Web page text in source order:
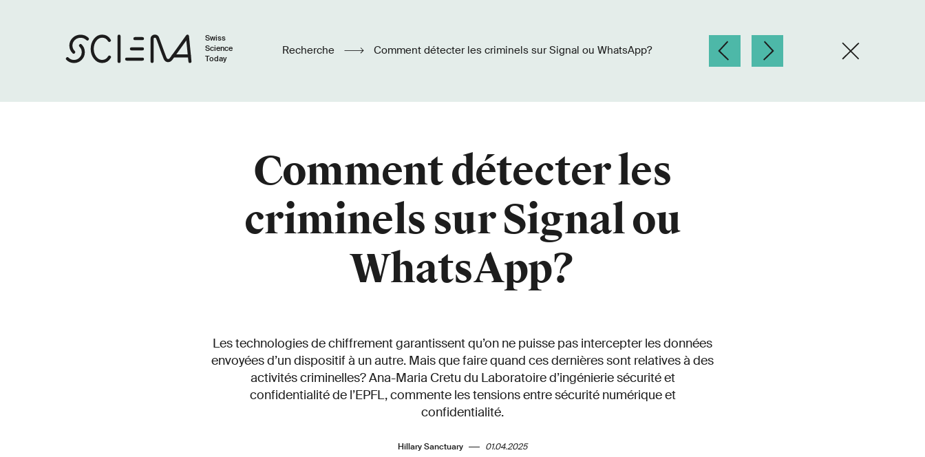
Swiss
Science
Today
Recherche Comment détecter les criminels sur Signal ou WhatsApp?
Comment détecter les
criminels sur Signal ou
WhatsApp?
Les technologies de chiffrement garantissent qu’on ne puisse pas intercepter les données
envoyées d’un dispositif à un autre. Mais que faire quand ces dernières sont relatives à des
activités criminelles? Ana-Maria Cretu du Laboratoire d’ingénierie sécurité et
confidentialité de l’EPFL, commente les tensions entre sécurité numérique et
confidentialité.
Hillary Sanctuary 01.04.2025